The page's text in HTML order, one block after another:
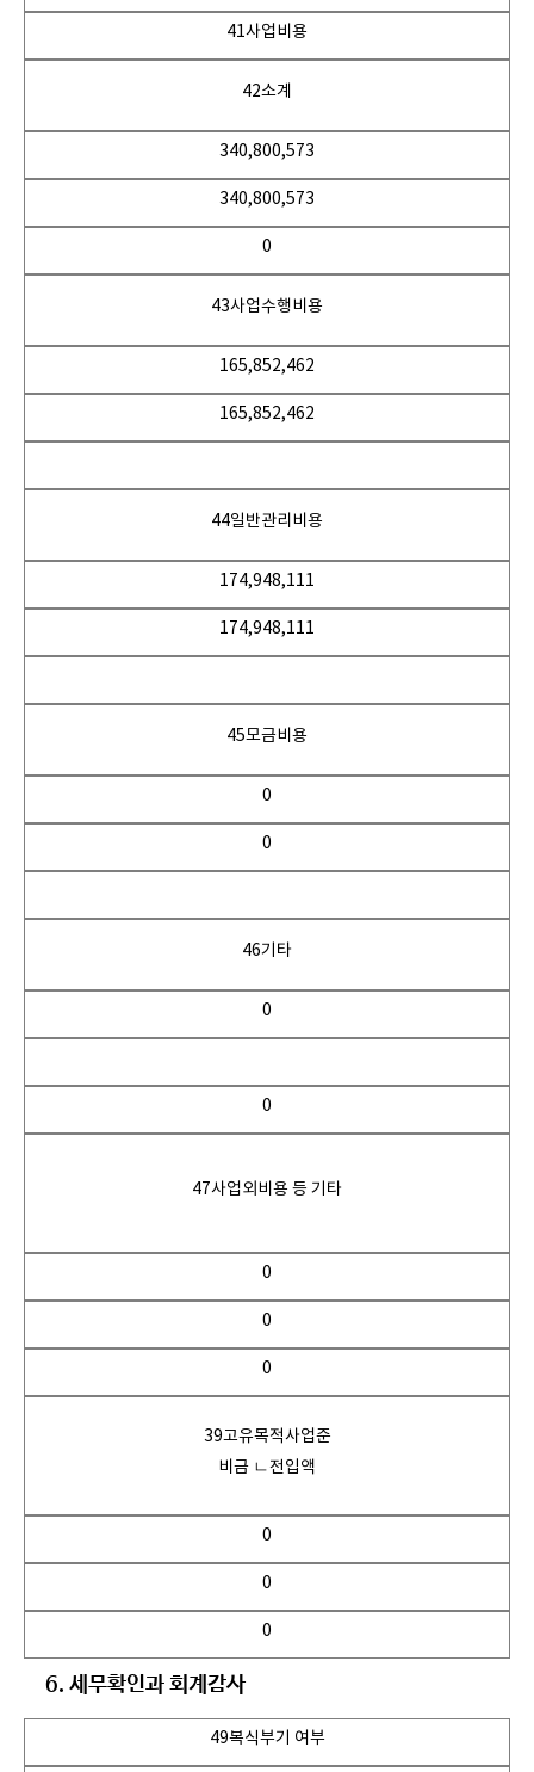
41사업비용
42소계
340,800,573
340,800,573
0
43사업수행비용
165,852,462
165,852,462
44일반관리비용
174,948,111
174,948,111
45모금비용
0
0
46기타
0
0
47사업외비용 등 기타
0
0
0
39고유목적사업준
비금 ㄴ전입액
0
0
0
6. 세무확인과 회계감사
49복식부기 여부